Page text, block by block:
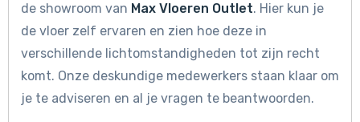
de showroom van Max Vloeren Outlet. Hier kun je
de vloer zelf ervaren en zien hoe deze in
verschillende lichtomstandigheden tot zijn recht
komt. Onze deskundige medewerkers staan klaar om
je te adviseren en al je vragen te beantwoorden.